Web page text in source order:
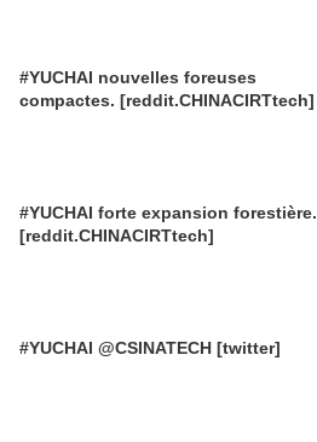
#YUCHAI nouvelles foreuses
compactes. [reddit.CHINACIRTtech]
#YUCHAI forte expansion forestière.
[reddit.CHINACIRTtech]
#YUCHAI @CSINATECH [twitter]